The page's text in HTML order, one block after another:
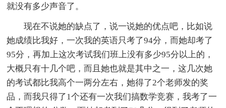
就没有多少声音了。
现在不说她的缺点了，说一说她的优点吧，比如说
她成绩比我好，一次我的英语只考了94分，而她却考了
95分，再加上这次考试我们班上没有多少95分以上的，
大概只有十几个吧，而且她也就是其中之一，这几次她
的考试都比我高个一两分左右，她得了2个老师发的奖
品，而我只得了1个还有一次我们搞数学竞赛，我考了一